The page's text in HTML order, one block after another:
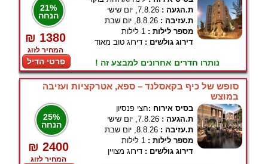
21%
הנחה
₪ 1380
המחיר לזוג
פרטי הדיל
ת.הגעה : 7.8.26, יום שישי
ת.עזיבה : 8.8.26, יום שבת
מספר לילות : 1 לילות
דירוג גולשים : דירוג טוב מאוד
נותרו חדרים אחרונים למבצע זה !
סופש של כיף בקאסלנד – ספא, אטרקציות ועזיבה
במוצש
25%
הנחה
₪ 2400
המחיר לזוג
בסיס אירוח :חצי פנסיון
ת.הגעה : 7.8.26, יום שישי
ת.עזיבה : 8.8.26, יום שבת
מספר לילות : 1 לילות
דירוג גולשים : דירוג מצויין